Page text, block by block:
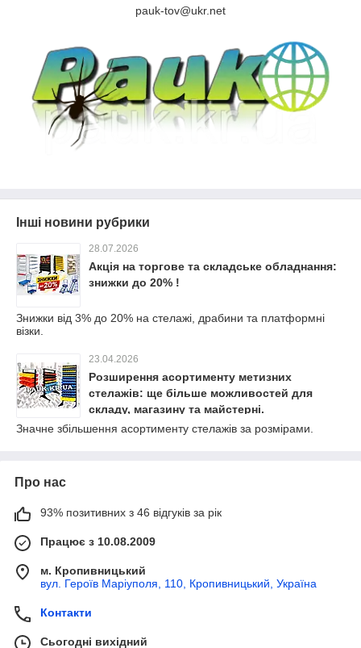
pauk-tov@ukr.net
Інші новини рубрики
28.07.2026
Акція на торгове та складське обладнання:
знижки до 20% !
Знижки від 3% до 20% на стелажі, драбини та платформні
візки.
23.04.2026
Розширення асортименту метизних
стелажів: ще більше можливостей для
складу, магазину та майстерні.
Значне збільшення асортименту стелажів за розмірами.
Про нас
93% позитивних з 46 відгуків за рік
Працює з 10.08.2009
м. Кропивницький
вул. Героїв Маріуполя, 110, Кропивницький, Україна
Контакти
Сьогодні вихідний